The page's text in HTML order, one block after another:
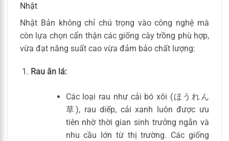
Nhật
Nhật Bản không chỉ chú trọng vào công nghệ mà
còn lựa chọn cẩn thận các giống cây trồng phù hợp,
vừa đạt năng suất cao vừa đảm bảo chất lượng:
Rau ăn lá:
Các loại rau như cải bó xôi (ほうれん
草), rau diếp, cải xanh luôn được ưu
tiên nhờ thời gian sinh trưởng ngắn và
nhu cầu lớn từ thị trường. Các giống